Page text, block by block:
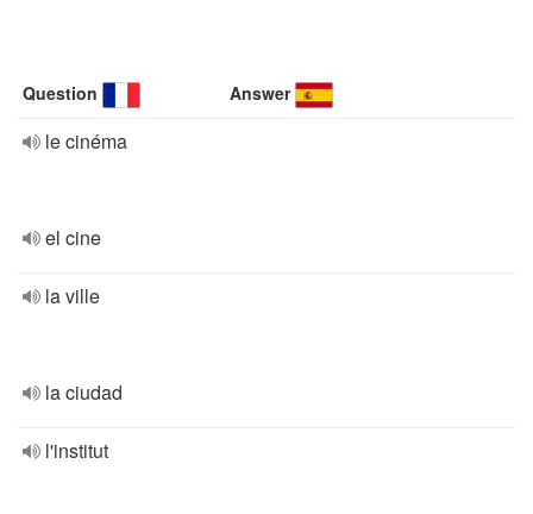
Question Answer
le cinéma
el cine
la ville
la ciudad
l'institut